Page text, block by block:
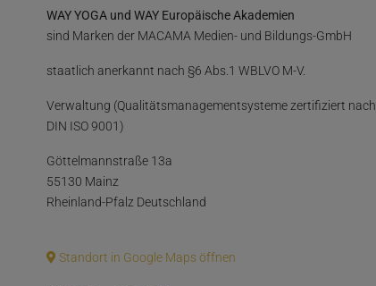
WAY YOGA und WAY Europäische Akademien
sind Marken der MACAMA Medien- und Bildungs-GmbH
staatlich anerkannt nach §6 Abs.1 WBLVO M-V.
Verwaltung (Qualitätsmanagementsysteme zertifiziert nach
DIN ISO 9001)
Göttelmannstraße 13a
55130 Mainz
Rheinland-Pfalz Deutschland
Standort in Google Maps öffnen